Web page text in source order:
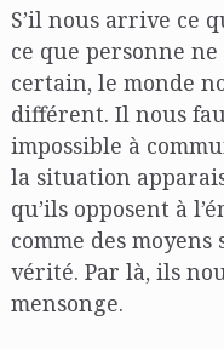
S’il nous arrive ce
ce que personne
certain, le monde
différent. Il nous
impossible à
la situation
qu’ils opposent à
comme des
vérité. Par là, ils
mensonge.